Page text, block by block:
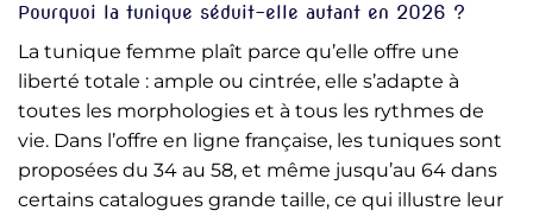
Pourquoi la tunique séduit-elle autant en 2026 ?
La tunique femme plaît parce qu’elle offre une
liberté totale : ample ou cintrée, elle s’adapte à
toutes les morphologies et à tous les rythmes de
vie. Dans l’offre en ligne française, les tuniques sont
proposées du 34 au 58, et même jusqu’au 64 dans
certains catalogues grande taille, ce qui illustre leur